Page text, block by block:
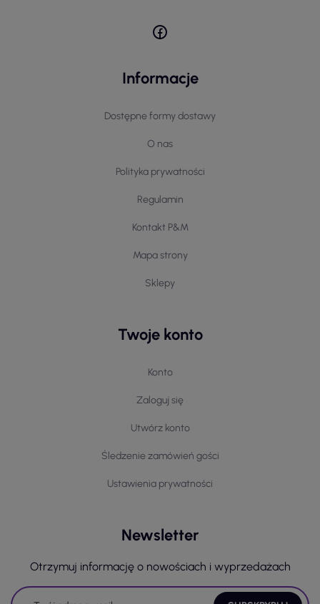
Informacje
Dostępne formy dostawy
O nas
Polityka prywatności
Regulamin
Kontakt P&M
Mapa strony
Sklepy
Twoje konto
Konto
Zaloguj się
Utwórz konto
Śledzenie zamówień gości
Ustawienia prywatności
Newsletter
Otrzymuj informację o nowościach i wyprzedażach